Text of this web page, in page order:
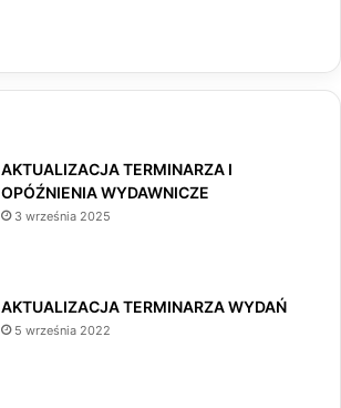
AKTUALIZACJA TERMINARZA I
OPÓŹNIENIA WYDAWNICZE
3 września 2025
AKTUALIZACJA TERMINARZA WYDAŃ
5 września 2022